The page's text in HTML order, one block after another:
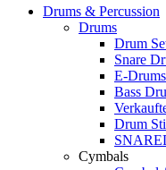
Drums & Percussion
Drums
Drum
Snare
E-Drums
Bass
Drum
Cymbals